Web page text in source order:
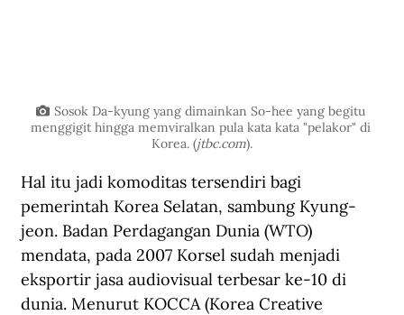
Sosok Da-kyung yang dimainkan So-hee yang begitu
menggigit hingga memviralkan pula kata kata "pelakor" di
Korea. (jtbc.com).
Hal itu jadi komoditas tersendiri bagi
pemerintah Korea Selatan, sambung Kyung-
jeon. Badan Perdagangan Dunia (WTO)
mendata, pada 2007 Korsel sudah menjadi
eksportir jasa audiovisual terbesar ke-10 di
dunia. Menurut KOCCA (Korea Creative